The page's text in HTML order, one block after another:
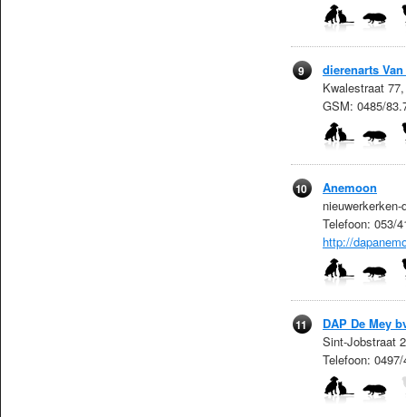
9
dierenarts
Kwalestraat
GSM: 0485/
10
Anemoon
Telefoon: 053/
http://
11
DAP De Mey
Sint-Jobstraat
Telefoon: